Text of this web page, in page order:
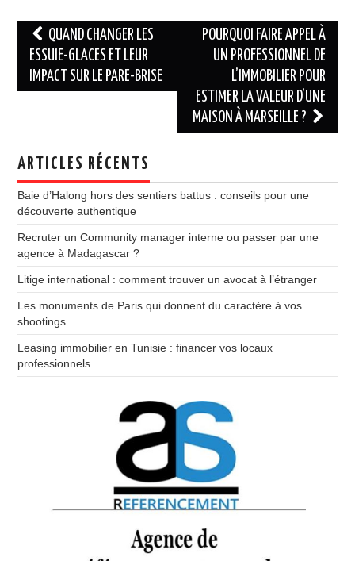
Navigation
des
articles
QUAND CHANGER LES
ESSUIE-GLACES ET LEUR
IMPACT SUR LE PARE-BRISE
POURQUOI FAIRE APPEL À
UN PROFESSIONNEL DE
L’IMMOBILIER POUR
ESTIMER LA VALEUR D’UNE
MAISON À MARSEILLE ?
ARTICLES RÉCENTS
Baie d’Halong hors des sentiers battus : conseils pour une
découverte authentique
Recruter un Community manager interne ou passer par une
agence à Madagascar ?
Litige international : comment trouver un avocat à l’étranger
Les monuments de Paris qui donnent du caractère à vos
shootings
Leasing immobilier en Tunisie : financer vos locaux
professionnels